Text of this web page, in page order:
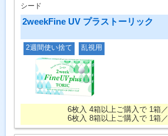
シード
2weekFine UV プラストーリック
2週間使い捨て 乱視用
6枚入 4箱以上ご購入で 1箱／
6枚入 8箱以上ご購入で 1箱／